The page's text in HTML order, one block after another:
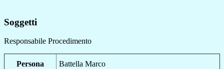
Soggetti
Responsabile Procedimento
Persona Battella Marco